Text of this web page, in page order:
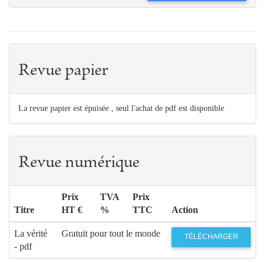
Revue papier
La revue papier est épuisée , seul l'achat de pdf est disponible
Revue numérique
Titre
Prix
HT €
TVA
%
Prix
TTC
Action
La vérité
- pdf
Gratuit pour tout le monde TÉLÉCHARGER